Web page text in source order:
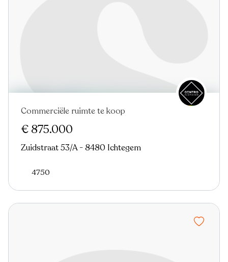
In optie
Commerciële ruimte te koop
€ 875.000
Zuidstraat 53/A - 8480 Ichtegem
4750